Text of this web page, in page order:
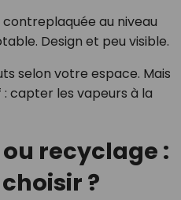
contreplaquée au niveau
Design et peu visible.
selon votre espace. Mais
capter les vapeurs à la
recyclage :
?